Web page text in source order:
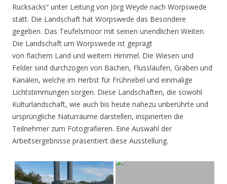
Rucksacks“ unter Leitung von Jörg Weyde nach Worpswede
statt. Die Landschaft hat Worpswede das Besondere
gegeben. Das Teufelsmoor mit seinen unendlichen Weiten.
Die Landschaft um Worpswede ist geprägt
von flachem Land und weitem Himmel. Die Wiesen und
Felder sind durchzogen von Bächen, Flussläufen, Gräben und
Kanälen, welche im Herbst für Frühnebel und einmalige
Lichtstimmungen sorgen. Diese Landschaften, die sowohl
Kulturlandschaft, wie auch bis heute nahezu unberührte und
ursprüngliche Naturräume darstellen, inspirierten die
Teilnehmer zum Fotografieren. Eine Auswahl der
Arbeitsergebnisse präsentiert diese Ausstellung.